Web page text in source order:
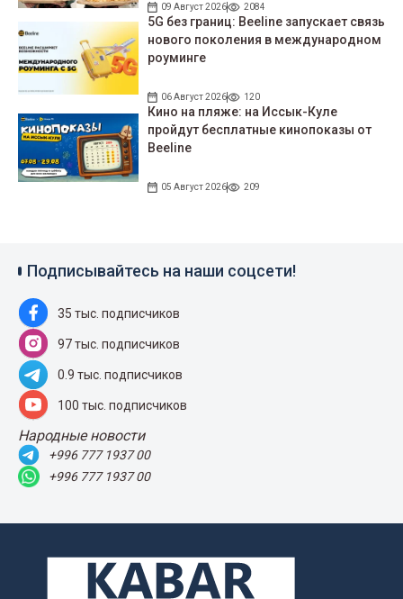
09 Август 2026 2084
5G без границ: Beeline запускает связь
нового поколения в международном
роуминге
06 Август 2026 120
Кино на пляже: на Иссык-Куле
пройдут беcплатные кинопоказы от
Beeline
05 Август 2026 209
Подписывайтесь на наши соцсети!
35 тыс. подписчиков
97 тыс. подписчиков
0.9 тыс. подписчиков
100 тыс. подписчиков
Народные новости
+996 777 1937 00
+996 777 1937 00